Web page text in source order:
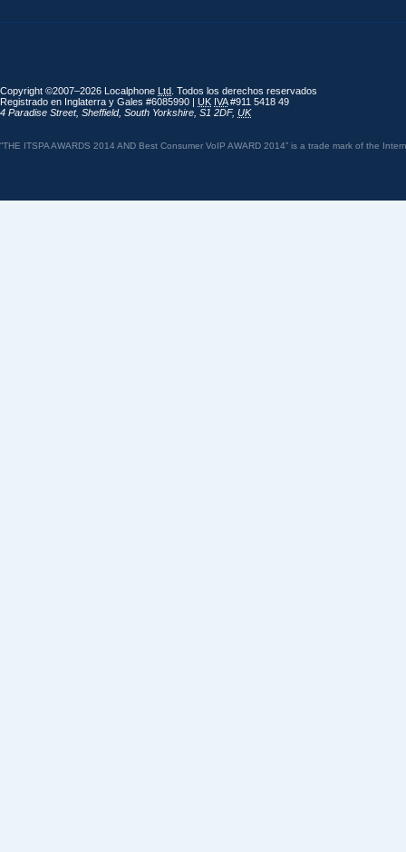
Copyright ©2007–2026 Localphone Ltd . Todos los derechos reservados
Registrado en Inglaterra y Gales #6085990 | UK IVA#911 5418 49
4 Paradise Street, Sheffield, South Yorkshire S1 2DF, UK
“THE ITSPA AWARDS 2014 AND Best Consumer VoIP AWARD 2014” is a trade mark of the